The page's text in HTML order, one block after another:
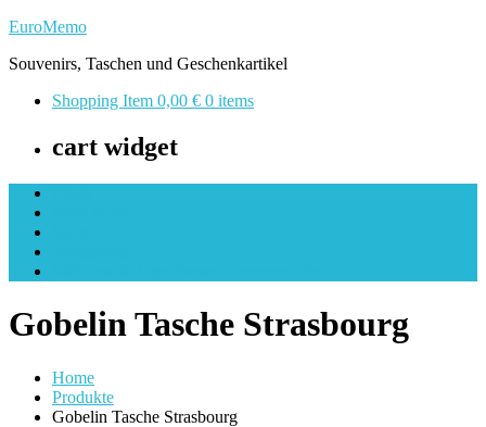
Skip
content
EuroMemo
Souvenirs, Taschen und Geschenkartikel
Shopping Item 0,00 € 0 items
cart widget
Gobelin Tasche Strasbourg
Home
Produkte
Gobelin Tasche Strasbourg